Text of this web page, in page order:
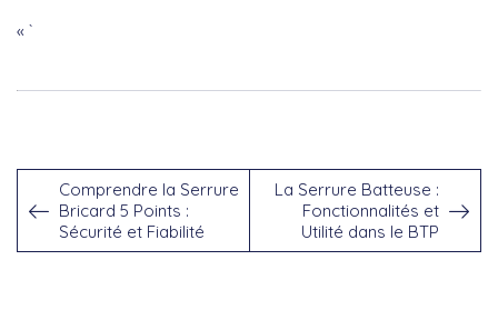
« `
Comprendre la Serrure
Bricard 5 Points :
Sécurité et Fiabilité
La Serrure Batteuse :
Fonctionnalités et
Utilité dans le BTP